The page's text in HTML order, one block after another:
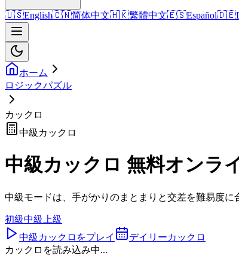
🇺🇸English🇨🇳简体中文🇭🇰繁體中文🇪🇸Español🇩🇪
ホーム
ロジックパズル
カックロ
中級カックロ
中級カックロ 無料オンラ
中級モードは、手がかりのまとまりと交差を難易度に
初級中級 上級
中級カックロをプレイ
デイリーカックロ
カックロを読み込み中...